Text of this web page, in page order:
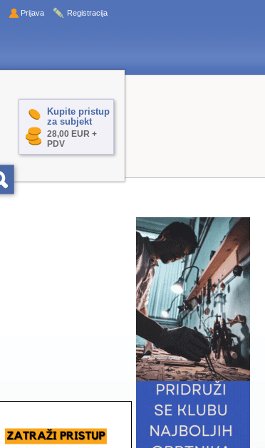
Prijava Registracija
Kupite pristup
za subjekt
28,00 EUR +
PDV